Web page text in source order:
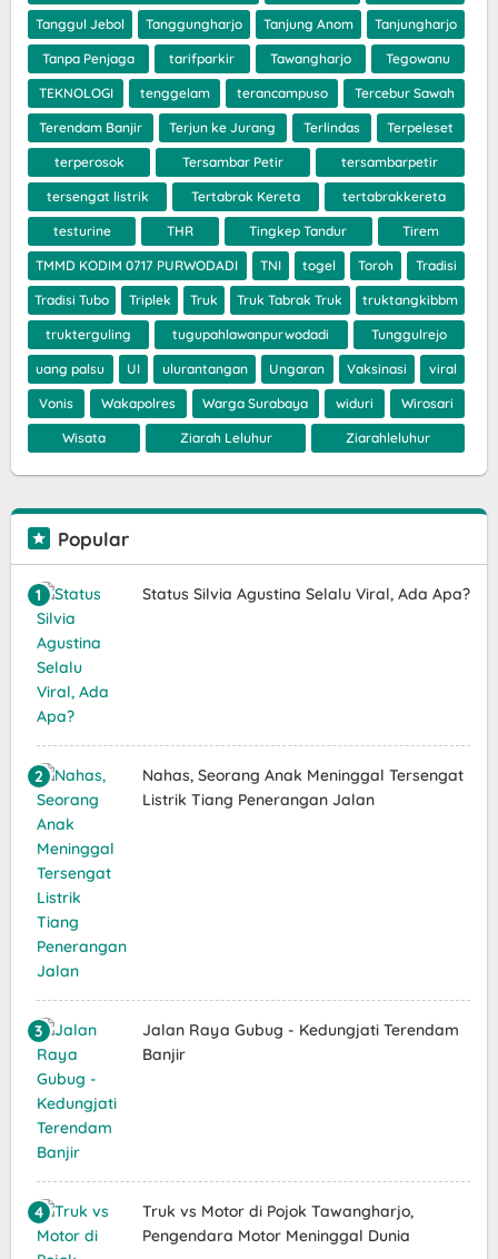
Tanggul Jebol Tanggungharjo Tanjung Anom Tanjungharjo
Tanpa Penjaga tarifparkir Tawangharjo Tegowanu
TEKNOLOGI tenggelam terancampuso Tercebur Sawah
Terendam Banjir Terjun ke Jurang Terlindas Terpeleset
terperosok Tersambar Petir tersambarpetir
tersengat listrik Tertabrak Kereta tertabrakkereta
testurine THR Tingkep Tandur Tirem
TMMD KODIM 0717 PURWODADI TNI togel Toroh Tradisi
Tradisi Tubo Triplek Truk Truk Tabrak Truk truktangkibbm
trukterguling tugupahlawanpurwodadi Tunggulrejo
uang palsu UI ulurantangan Ungaran Vaksinasi viral
Vonis Wakapolres Warga Surabaya widuri Wirosari
Wisata Ziarah Leluhur Ziarahleluhur
Popular
Status Silvia Agustina Selalu Viral, Ada Apa?
Nahas, Seorang Anak Meninggal Tersengat
Listrik Tiang Penerangan Jalan
Jalan Raya Gubug - Kedungjati Terendam
Banjir
Truk vs Motor di Pojok Tawangharjo,
Pengendara Motor Meninggal Dunia